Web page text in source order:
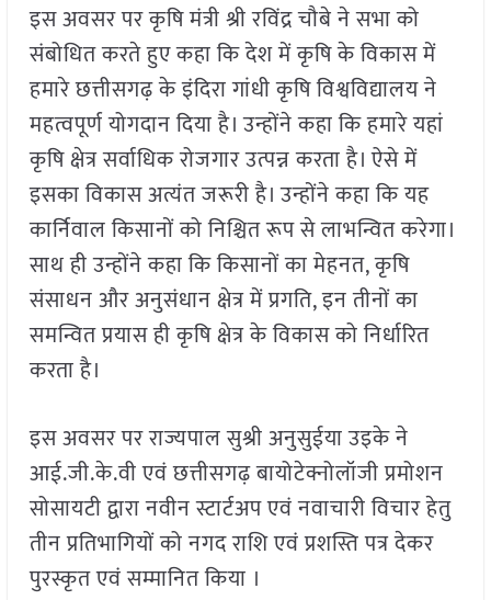
इस अवसर पर कृषि मंत्री श्री रविंद्र चौबे ने सभा को
संबोधित करते हुए कहा कि देश में कृषि के विकास में
हमारे छत्तीसगढ़ के इंदिरा गांधी कृषि विश्वविद्यालय ने
महत्वपूर्ण योगदान दिया है। उन्होंने कहा कि हमारे यहां
कृषि क्षेत्र सर्वाधिक रोजगार उत्पन्न करता है। ऐसे में
इसका विकास अत्यंत जरूरी है। उन्होंने कहा कि यह
कार्निवाल किसानों को निश्चित रूप से लाभन्वित करेगा।
साथ ही उन्होंने कहा कि किसानों का मेहनत, कृषि
संसाधन और अनुसंधान क्षेत्र में प्रगति, इन तीनों का
समन्वित प्रयास ही कृषि क्षेत्र के विकास को निर्धारित
करता है।
इस अवसर पर राज्यपाल सुश्री अनुसुईया उइके ने
आई.जी.के.वी एवं छत्तीसगढ़ बायोटेक्नोलॉजी प्रमोशन
सोसायटी द्वारा नवीन स्टार्टअप एवं नवाचारी विचार हेतु
तीन प्रतिभागियों को नगद राशि एवं प्रशस्ति पत्र देकर
पुरस्कृत एवं सम्मानित किया ।